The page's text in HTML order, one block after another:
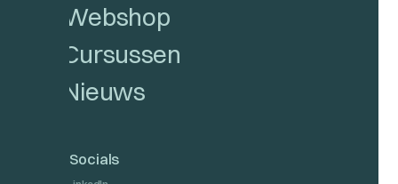
Webshop
Cursussen
Nieuws
Socials